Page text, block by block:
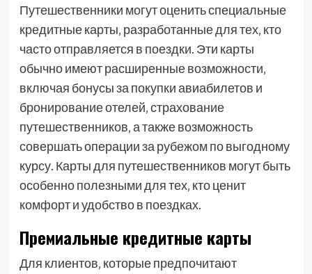
Путешественники могут оценить специальные
кредитные карты‚ разработанные для тех‚ кто
часто отправляется в поездки. Эти карты
обычно имеют расширенные возможности‚
включая бонусы за покупки авиабилетов и
бронирование отелей‚ страхование
путешественников‚ а также возможность
совершать операции за рубежом по выгодному
курсу. Карты для путешественников могут быть
особенно полезными для тех‚ кто ценит
комфорт и удобство в поездках.
Премиальные кредитные карты
Для клиентов‚ которые предпочитают